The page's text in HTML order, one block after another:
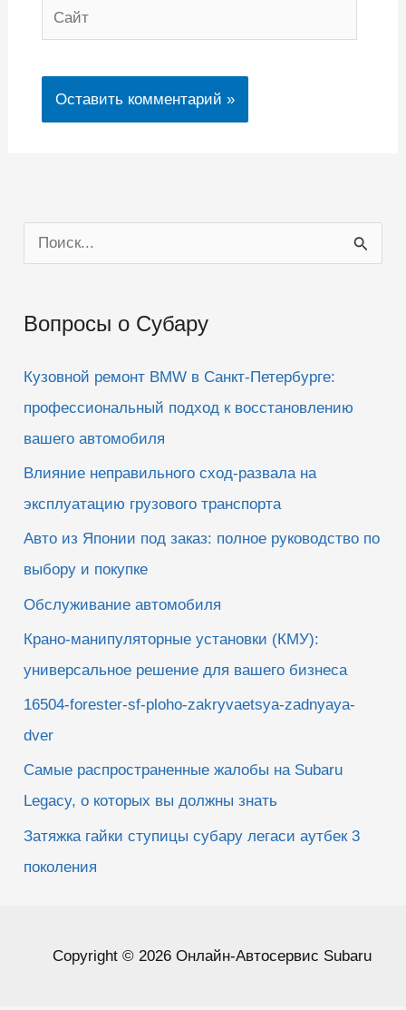
Сайт
о
с
Вопросы о Субару
Кузовной ремонт BMW в Санкт-Петербурге:
профессиональный подход к восстановлению
вашего автомобиля
Влияние неправильного сход-развала на
эксплуатацию грузового транспорта
Авто из Японии под заказ: полное руководство по
выбору и покупке
Обслуживание автомобиля
Крано-манипуляторные установки (КМУ):
универсальное решение для вашего бизнеса
16504-forester-sf-ploho-zakryvaetsya-zadnyaya-
dver
Самые распространенные жалобы на Subaru
Legacy, о которых вы должны знать
Затяжка гайки ступицы субару легаси аутбек 3
поколения
Copyright © 2026 Онлайн-Автосервис Subaru